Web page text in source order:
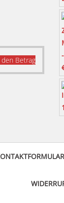
den BetragDieses
Produkt
Varianten
Optionen
können
der